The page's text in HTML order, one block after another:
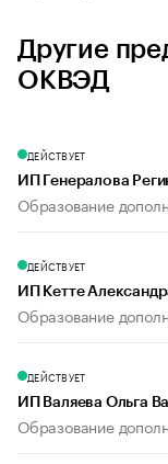
Другие
ОКВЭД
ДЕЙСТВУЕТ
ИП Генералова
Образование
ДЕЙСТВУЕТ
ИП Кетте
Образование
ДЕЙСТВУЕТ
ИП Валяева Ольга
Образование